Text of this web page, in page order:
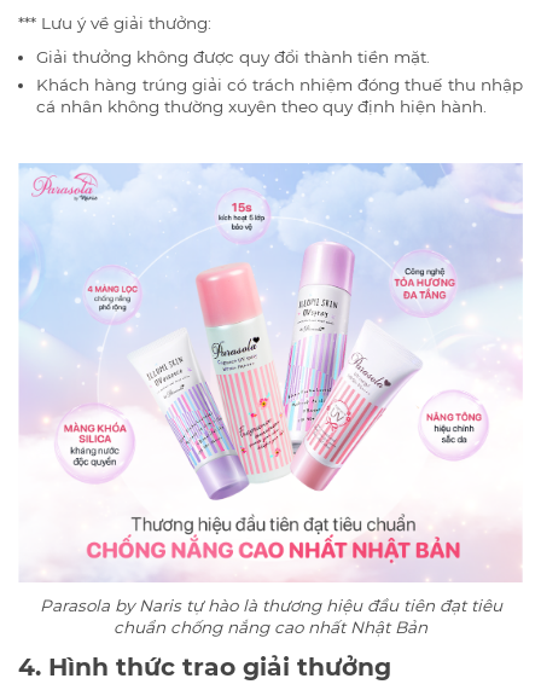
*** Lưu ý về giải thưởng:
Giải thưởng không được quy đổi thành tiền mặt.
Khách hàng trúng giải có trách nhiệm đóng thuế thu nhập
cá nhân không thường xuyên theo quy định hiện hành.
Parasola by Naris tự hào là thương hiệu đầu tiên đạt tiêu
chuẩn chống nắng cao nhất Nhật Bản
4. Hình thức trao giải thưởng